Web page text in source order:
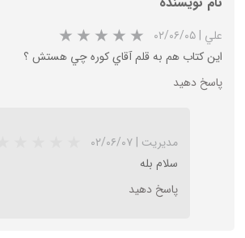
علي | ۰۲/۰۶/۰۵
اين كتاب هم به قلم آقاي كوره چي هستش ؟
پاسخ دهید
مدیریت | ۰۲/۰۶/۰۷
سلام بله
پاسخ دهید